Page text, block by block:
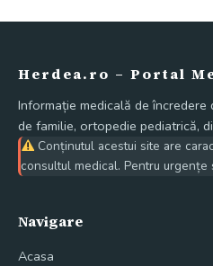
Herdea.ro – Portal
Informație medicală de
de familie, ortopedie pediatrică,
Conținutul acestui site are
consultul medical. Pentru urgențe
Navigare
Acasa